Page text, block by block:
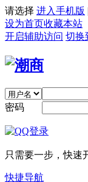
请选择 进入手机版
设为首页收藏本站
开启辅助访问 切换
密码
只需要一步，快速
快捷导航